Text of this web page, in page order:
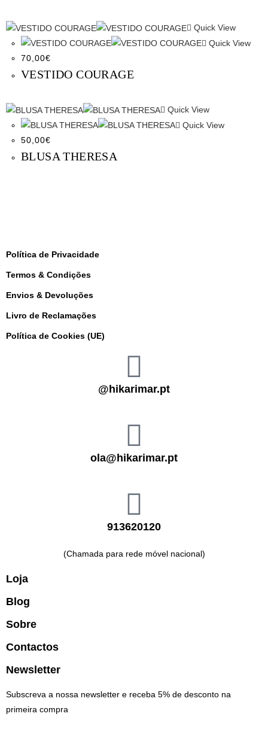
Quick View
Quick View
70,00€
VESTIDO COURAGE
Quick View
Quick View
50,00€
BLUSA THERESA
Política de Privacidade
Termos & Condições
Envios & Devoluções
Livro de Reclamações
Política de Cookies (UE)
@hikarimar.pt
ola@hikarimar.pt
913620120
(Chamada para rede móvel nacional)
Loja
Blog
Sobre
Contactos
Newsletter
Subscreva a nossa newsletter e receba 5% de desconto na
primeira compra